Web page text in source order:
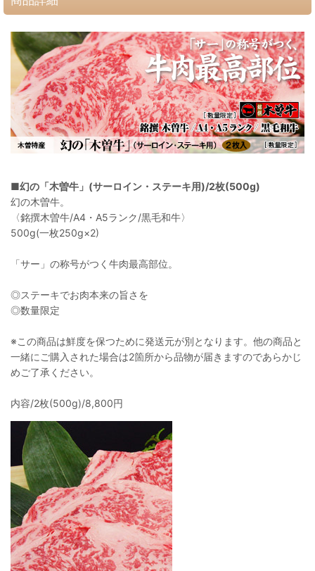
■幻の「木曽牛」(サーロイン・ステーキ用)/2枚(500g)
幻の木曽牛。
〈銘撰木曽牛/A4・A5ランク/黒毛和牛〉
500g(一枚250g×2)
「サー」の称号がつく牛肉最高部位。
◎ステーキでお肉本来の旨さを
◎数量限定
※この商品は鮮度を保つために発送元が別となります。他の商品と
一緒にご購入された場合は2箇所から品物が届きますのであらかじ
めご了承ください。
内容/2枚(500g)/8,800円